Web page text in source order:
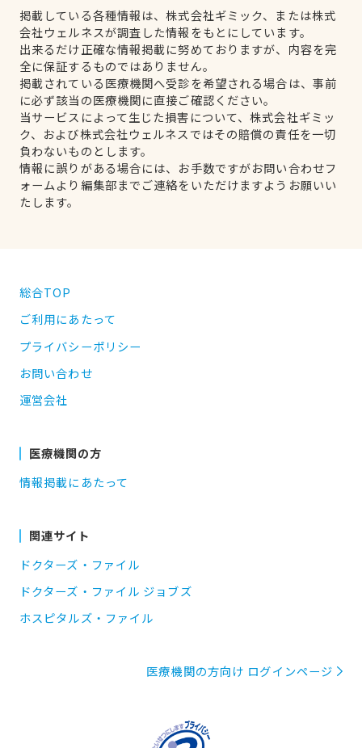
掲載している各種情報は、株式会社ギミック、または株式
会社ウェルネスが調査した情報をもとにしています。
出来るだけ正確な情報掲載に努めておりますが、内容を完
全に保証するものではありません。
掲載されている医療機関へ受診を希望される場合は、事前
に必ず該当の医療機関に直接ご確認ください。
当サービスによって生じた損害について、株式会社ギミッ
ク、および株式会社ウェルネスではその賠償の責任を一切
負わないものとします。
情報に誤りがある場合には、お手数ですがお問い合わせフ
ォームより編集部までご連絡をいただけますようお願いい
たします。
総合TOP
ご利用にあたって
プライバシーポリシー
お問い合わせ
運営会社
医療機関の方
情報掲載にあたって
関連サイト
ドクターズ・ファイル
ドクターズ・ファイル ジョブズ
ホスピタルズ・ファイル
医療機関の方向け ログインページ